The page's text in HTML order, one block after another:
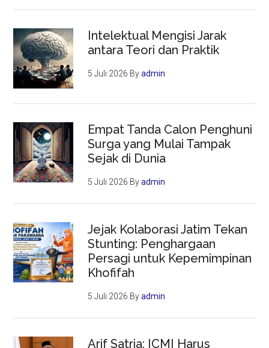
Intelektual Mengisi Jarak
antara Teori dan Praktik
5 Juli 2026 Byadmin
Empat Tanda Calon Penghuni
Surga yang Mulai Tampak
Sejak di Dunia
5 Juli 2026 Byadmin
Jejak Kolaborasi Jatim Tekan
Stunting: Penghargaan
Persagi untuk Kepemimpinan
Khofifah
5 Juli 2026 Byadmin
Arif Satria: ICMI Harus